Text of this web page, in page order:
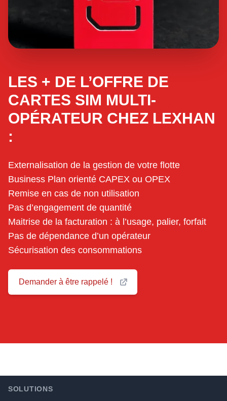
LES + DE L’OFFRE DE
CARTES SIM MULTI-
OPÉRATEUR CHEZ LEXHAN
:
Externalisation de la gestion de votre flotte
Business Plan orienté CAPEX ou OPEX
Remise en cas de non utilisation
Pas d’engagement de quantité
Maitrise de la facturation : à l’usage, palier, forfait
Pas de dépendance d’un opérateur
Sécurisation des consommations
Demander à être rappelé !
SOLUTIONS